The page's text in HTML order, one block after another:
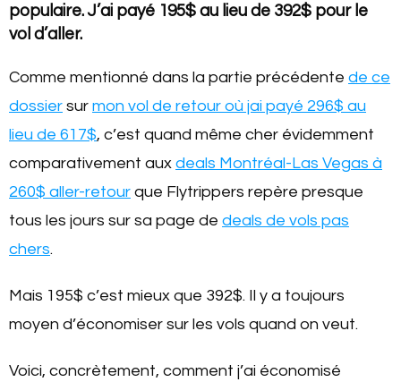
populaire. J’ai payé 195$ au lieu de 392$ pour le
vol d’aller.
Comme mentionné dans la partie précédente de ce
dossier sur mon vol de retour où jai payé 296$ au
lieu de 617$, c’est quand même cher évidemment
comparativement aux deals Montréal-Las Vegas à
260$ aller-retour que Flytrippers repère presque
tous les jours sur sa page de deals de vols pas
chers.
Mais 195$ c’est mieux que 392$. Il y a toujours
moyen d’économiser sur les vols quand on veut.
Voici, concrètement, comment j’ai économisé